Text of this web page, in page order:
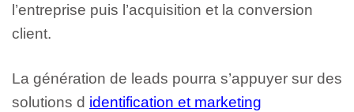
l’entreprise puis l’acquisition et la conversion
client.
La génération de leads pourra s’appuyer sur des
solutions d identification et marketing